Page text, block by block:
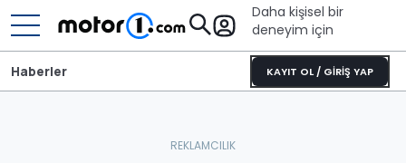
Daha kişisel bir
deneyim için
KAYIT OL / GİRİŞ YAP
Haberler